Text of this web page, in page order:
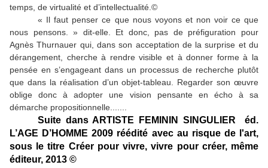
temps, de virtualité et d’intellectualité.©
« Il faut penser ce que nous voyons et non voir ce que
nous pensons. » dit-elle. Et donc, pas de préfiguration pour
Agnès Thurnauer qui, dans son acceptation de la surprise et du
dérangement, cherche à rendre visible et à donner forme à la
pensée en s’engageant dans un processus de recherche plutôt
que dans la réalisation d’un objet-tableau. Regarder son œuvre
oblige donc à adopter une vision pensante en écho à sa
démarche propositionnelle.......
Suite dans ARTISTE FEMININ SINGULIER éd.
L’AGE D’HOMME 2009 réédité avec au risque de l'art,
sous le titre Créer pour vivre, vivre pour créer, même
éditeur, 2013 ©